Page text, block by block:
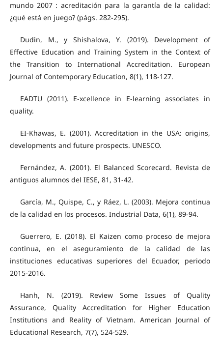
mundo 2007 : acreditación para la garantía de la calidad:
¿qué está en juego? (págs. 282-295).
Dudin, M., y Shishalova, Y. (2019). Development of
Effective Education and Training System in the Context of
the Transition to International Accreditation. European
Journal of Contemporary Education, 8(1), 118-127.
EADTU (2011). E-xcellence in E-learning associates in
quality.
EI-Khawas, E. (2001). Accreditation in the USA: origins,
developments and future prospects. UNESCO.
Fernández, A. (2001). El Balanced Scorecard. Revista de
antiguos alumnos del IESE, 81, 31-42.
García, M., Quispe, C., y Ráez, L. (2003). Mejora continua
de la calidad en los procesos. Industrial Data, 6(1), 89-94.
Guerrero, E. (2018). El Kaizen como proceso de mejora
continua, en el aseguramiento de la calidad de las
instituciones educativas superiores del Ecuador, periodo
2015-2016.
Hanh, N. (2019). Review Some Issues of Quality
Assurance, Quality Accreditation for Higher Education
Institutions and Reality of Vietnam. American Journal of
Educational Research, 7(7), 524-529.